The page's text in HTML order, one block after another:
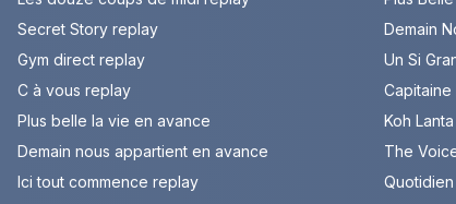
Secret Story replay
Gym direct replay
C à vous replay
Plus belle la vie en avance
Demain nous appartient en avance
Ici tout commence replay
Demain
Un Si
Capitaine
Koh Lanta
The
Quotidien